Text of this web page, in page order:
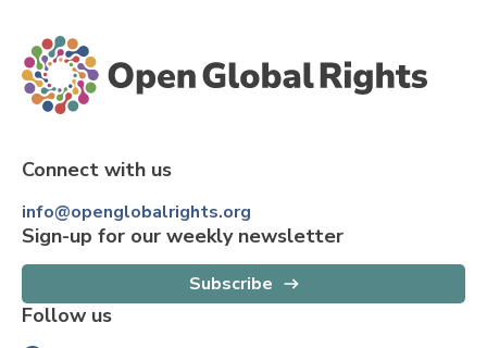
Connect with us
info@openglobalrights.org
Sign-up for our weekly newsletter
Subscribe
Follow us